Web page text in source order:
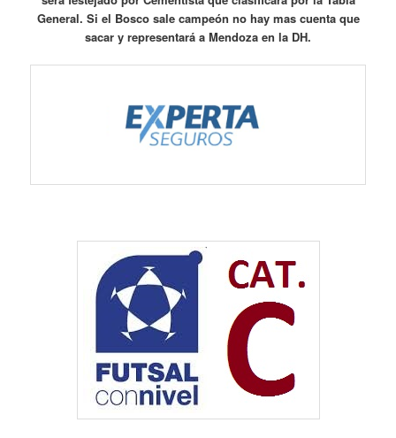
General. Si el Bosco sale campeón no hay mas cuenta que
sacar y representará a Mendoza en la DH.